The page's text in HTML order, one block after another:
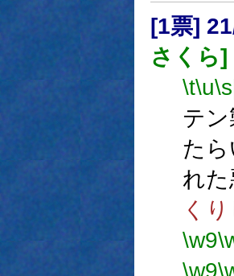
[1票]
さくら]
\t\u
テ
た
れ
く
\w9